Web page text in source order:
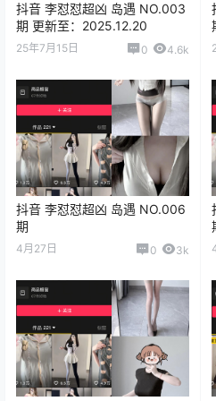
抖音 李怼怼超凶 岛遇 NO.003
期 更新至：2025.12.20
25年7月15日 0 4.6k
抖音 李怼怼超凶 岛遇 NO.006
期
4月27日 0 3k